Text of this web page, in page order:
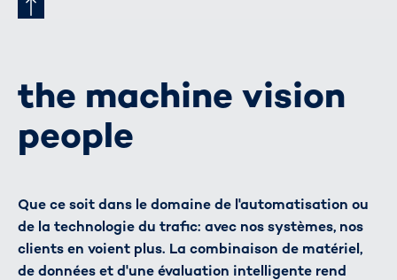
the machine vision
people
Que ce soit dans le domaine de l'automatisation ou
de la technologie du trafic: avec nos systèmes, nos
clients en voient plus. La combinaison de matériel,
de données et d'une évaluation intelligente rend